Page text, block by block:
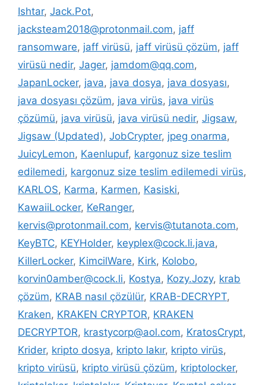
Ishtar, Jack.Pot,
jacksteam2018@protonmail.com, jaff
ransomware, jaff virüsü, jaff virüsü çözüm, jaff
virüsü nedir, Jager, jamdom@qq.com,
JapanLocker, java, java dosya, java dosyası,
java dosyası çözüm, java virüs, java virüs
çözümü, java virüsü, java virüsü nedir, Jigsaw,
Jigsaw (Updated), JobCrypter, jpeg onarma,
JuicyLemon, Kaenlupuf, kargonuz size teslim
edilemedi, kargonuz size teslim edilemedi virüs,
KARLOS, Karma, Karmen, Kasiski,
KawaiiLocker, KeRanger,
kervis@protonmail.com, kervis@tutanota.com,
KeyBTC, KEYHolder, keyplex@cock.li.java,
KillerLocker, KimcilWare, Kirk, Kolobo,
korvin0amber@cock.li, Kostya, Kozy.Jozy, krab
çözüm, KRAB nasıl çözülür, KRAB-DECRYPT,
Kraken, KRAKEN CRYPTOR, KRAKEN
DECRYPTOR, krastycorp@aol.com, KratosCrypt,
Krider, kripto dosya, kripto lakır, kripto virüs,
kripto virüsü, kripto virüsü çözüm, kriptolocker,